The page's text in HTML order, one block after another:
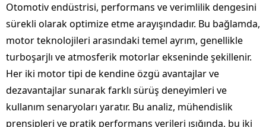
Otomotiv endüstrisi, performans ve verimlilik dengesini
sürekli olarak optimize etme arayışındadır. Bu bağlamda,
motor teknolojileri arasındaki temel ayrım, genellikle
turboşarjlı ve atmosferik motorlar ekseninde şekillenir.
Her iki motor tipi de kendine özgü avantajlar ve
dezavantajlar sunarak farklı sürüş deneyimleri ve
kullanım senaryoları yaratır. Bu analiz, mühendislik
prensipleri ve pratik performans verileri ışığında, bu iki